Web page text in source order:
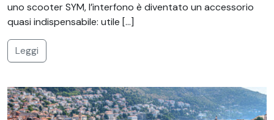
uno scooter SYM, l’interfono è diventato un accessorio
quasi indispensabile: utile […]
Leggi